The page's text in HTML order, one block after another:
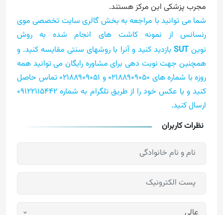
مجرب پزشکی این مرکز هستند.
شما می توانید با مراجعه به بخش گالری سایت تخصصی موی
رنسانس از نمونه کاشت های انجام شده به روش
نوین SUT بازدید کنید و آنرا با روشهای سنتی مقایسه کنید. و
همچنین جهت نوبت دهی برای مشاوره رایگان می توانید همه
روزه با شماره های 02188909050 و 02188909051 تماس حاصل
کنید و یا عکس خود را از طریق تلگرام به شماره 09122115442
ارسال کنید.
نظرات کاربران